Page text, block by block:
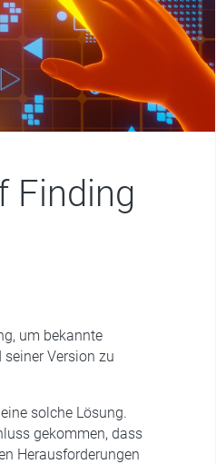
Finding
um bekannte
Version zu
solche Lösung.
gekommen, dass
Herausforderungen